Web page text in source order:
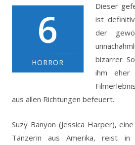
6
HORROR
Dieser
ist
der
bizarrer
ihm eher
aus allen Richtungen befeuert.
Suzy Banyon (Jessica Harper),
Tänzerin aus Amerika, reist